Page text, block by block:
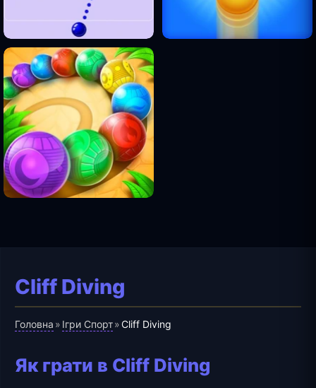
Cliff Diving
Головна » Ігри Спорт»Cliff Diving
Як грати в Cliff Diving